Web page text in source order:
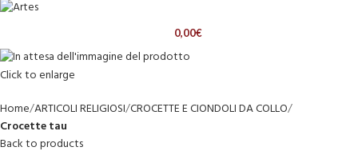
0,00€
Click to enlarge
Home ARTICOLI RELIGIOSI CROCETTE E CIONDOLI DA COLLO
Crocette tau
Back to products